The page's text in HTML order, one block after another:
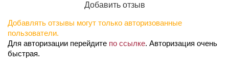
Добавить отзыв
Добавлять отзывы могут только авторизованные
пользователи.
Для авторизации перейдите по ссылке. Авторизация очень
быстрая.